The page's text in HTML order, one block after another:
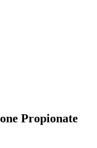
Propionate